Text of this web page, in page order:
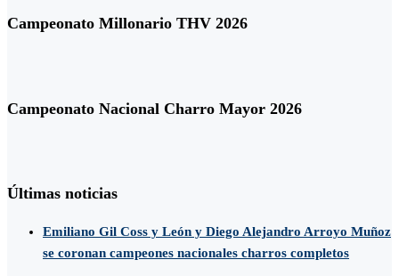
Campeonato Millonario THV 2026
Campeonato Nacional Charro Mayor 2026
Últimas noticias
Emiliano Gil Coss y León y Diego Alejandro Arroyo Muñoz
se coronan campeones nacionales charros completos